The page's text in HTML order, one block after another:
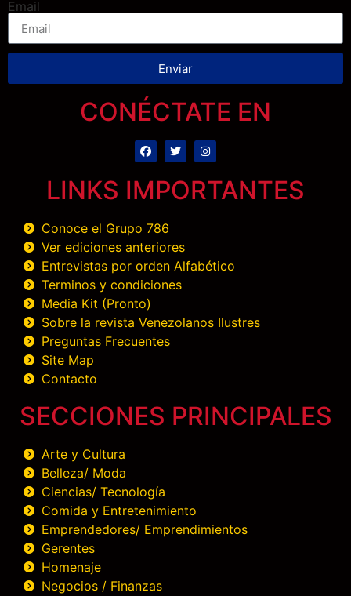
Email
Enviar
CONÉCTATE EN
LINKS IMPORTANTES
Conoce el Grupo 786
Ver ediciones anteriores
Entrevistas por orden Alfabético
Terminos y condiciones
Media Kit (Pronto)
Sobre la revista Venezolanos Ilustres
Preguntas Frecuentes
Site Map
Contacto
SECCIONES PRINCIPALES
Arte y Cultura
Belleza/ Moda
Ciencias/ Tecnología
Comida y Entretenimiento
Emprendedores/ Emprendimientos
Gerentes
Homenaje
Negocios / Finanzas